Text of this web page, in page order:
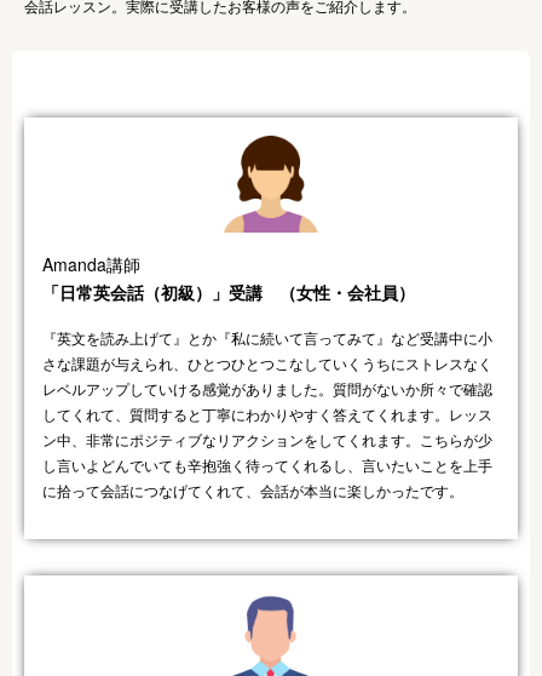
会話レッスン。実際に受講したお客様の声をご紹介します。
Amanda講師
「日常英会話（初級）」受講 （女性・会社員）​
『英文を読み上げて』とか『私に続いて言ってみて』など受講中に小
さな課題が与えられ、ひとつひとつこなしていくうちにストレスなく
レベルアップしていける感覚がありました。質問がないか所々で確認
してくれて、質問すると丁寧にわかりやすく答えてくれます。レッス
ン中、非常にポジティブなリアクションをしてくれます。こちらが少
し言いよどんでいても辛抱強く待ってくれるし、言いたいことを上手
に拾って会話につなげてくれて、会話が本当に楽しかったです。